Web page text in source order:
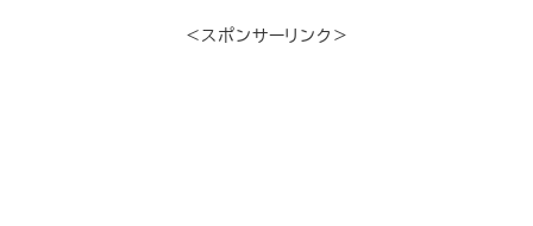
＜スポンサーリンク＞